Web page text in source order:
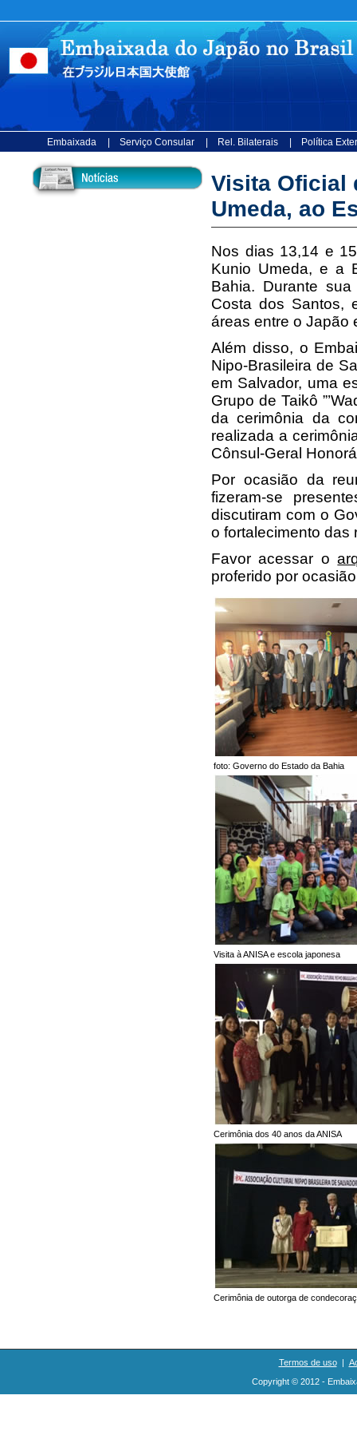
Embaixada | Serviço Consular | Rel. Bilaterais | Política
Visita Oficial
Umeda, ao
Nos dias 13,14 e
Kunio Umeda, e a
Bahia. Durante
Costa dos Santos,
áreas entre o Japão
Além disso, o
Nipo-Brasileira de
em Salvador, uma
Grupo de Taikô
da cerimônia da
realizada a
Cônsul-Geral
Por ocasião da
fizeram-se
discutiram com o
o fortalecimento das
Favor acessar o
proferido por
foto: Governo do Estado da Bahia
Visita à ANISA e escola japonesa
Cerimônia dos 40 anos da ANISA
Cerimônia de outorga de
Termos de uso|
Copyright © 2012 -